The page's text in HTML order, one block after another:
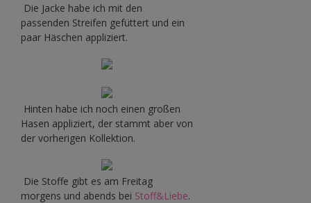
Die Jacke habe ich mit den
passenden Streifen gefüttert und ein
paar Häschen appliziert.
Hinten habe ich noch einen großen
Hasen appliziert, der stammt aber von
der vorherigen Kollektion.
Die Stoffe gibt es am Freitag
morgens und abends bei Stoff&Liebe.